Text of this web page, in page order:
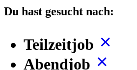
Du hast gesucht nach:
Teilzeitjob
Abendjob